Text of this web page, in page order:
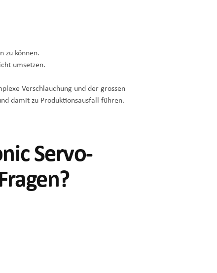
zu können.
umsetzen.
Verschlauchung und der grossen
damit zu Produktionsausfall führen.
Servo-